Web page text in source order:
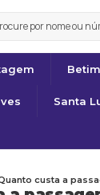
Betim
Santa
custa a passagem da linha 400C